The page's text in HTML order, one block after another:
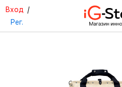
Вход /
Рег.